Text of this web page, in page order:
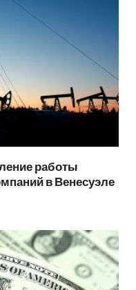
работы
в Венесуэле